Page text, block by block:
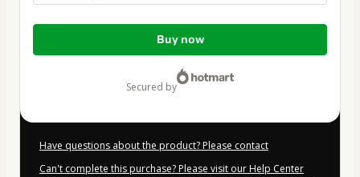
Total
Buy now
secured by
Have questions about the product? Please contact
Can't complete this purchase? Please visit our Help Center